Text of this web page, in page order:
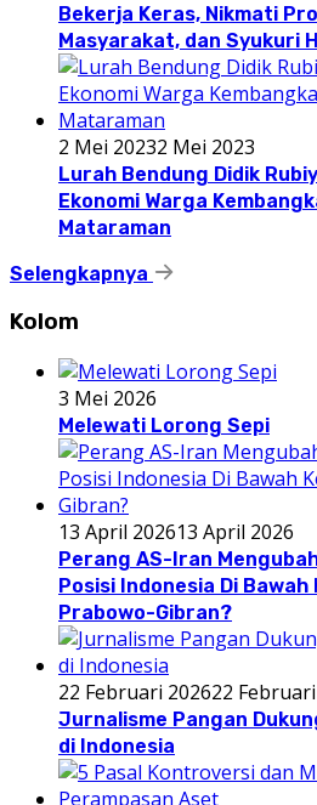
Bekerja Keras, Nikmati
Masyarakat, dan Syukuri
2 Mei 20232 Mei 2023
Lurah Bendung Didik
Ekonomi Warga
Mataraman
Selengkapnya
Kolom
3 Mei 2026
Melewati Lorong Sepi
13 April 202613 April 2026
Perang AS-Iran
Posisi Indonesia Di Bawah
Prabowo-Gibran?
22 Februari 202622
Jurnalisme Pangan
di Indonesia